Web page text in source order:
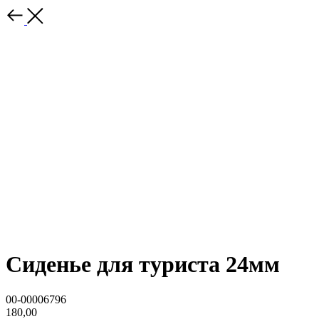
Сиденье для туриста 24мм
00-00006796
180,00